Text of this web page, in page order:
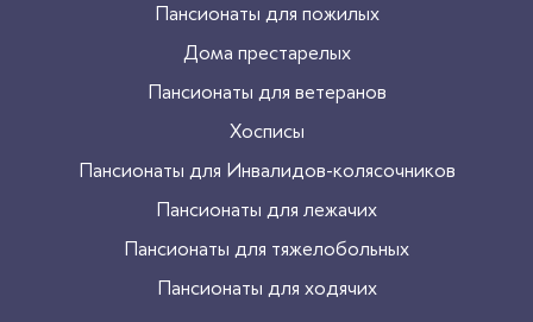
Пансионаты для пожилых
Дома престарелых
Пансионаты для ветеранов
Хосписы
Пансионаты для Инвалидов-колясочников
Пансионаты для лежачих
Пансионаты для тяжелобольных
Пансионаты для ходячих